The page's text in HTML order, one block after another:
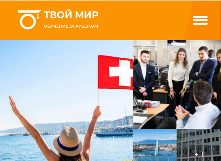
ТВОЙ МИР
ОБУЧЕНИЕ ЗА РУБЕЖОМ
+ 1